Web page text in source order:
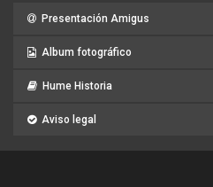
Presentación Amigus
Album fotográfico
Hume Historia
Aviso legal